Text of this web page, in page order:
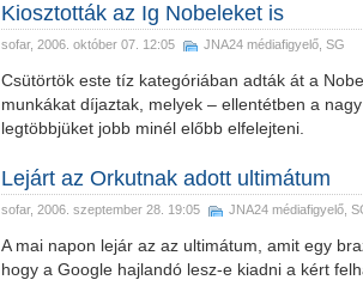
Kiosztották az Ig Nobeleket is
sofar, 2006. október 07. 12:05 JNA24 médiafigyelő SG
Csütörtök este tíz kategóriában adták át a
munkákat díjaztak, melyek – ellentétben a
legtöbbjüket jobb minél előbb elfelejteni.
Lejárt az Orkutnak adott ultimátum
sofar, 2006. szeptember 28. 19:05 JNA24 médiafigyelő
A mai napon lejár az az ultimátum, amit egy
hogy a Google hajlandó lesz-e kiadni a kért